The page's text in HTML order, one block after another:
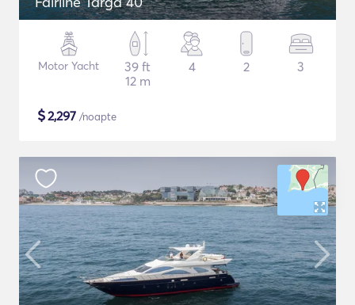
Motor Yacht
39 ft
12 m
4 2 3
$2,297 /noapte